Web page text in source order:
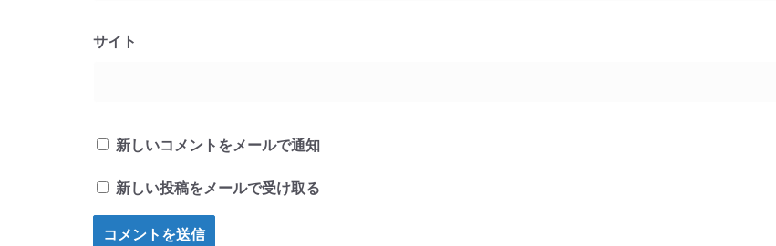
サイト
新しいコメントをメールで通知
新しい投稿をメールで受け取る